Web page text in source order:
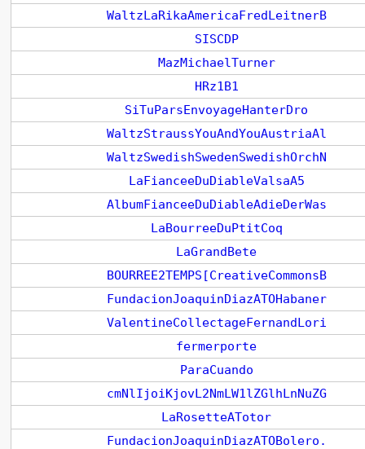
WaltzLaRikaAmericaFredLeitnerB
SISCDP
MazMichaelTurner
HRz1B1
SiTuParsEnvoyageHanterDro
WaltzStraussYouAndYouAustriaAl
WaltzSwedishSwedenSwedishOrchN
LaFianceeDuDiableValsaA5
AlbumFianceeDuDiableAdieDerWas
LaBourreeDuPtitCoq
LaGrandBete
BOURREE2TEMPS[CreativeCommonsB
FundacionJoaquinDiazATOHabaner
ValentineCollectageFernandLori
fermerporte
ParaCuando
cmNlIjoiKjovL2NmLW1lZGlhLnNuZG
LaRosetteATotor
FundacionJoaquinDiazATOBolero.